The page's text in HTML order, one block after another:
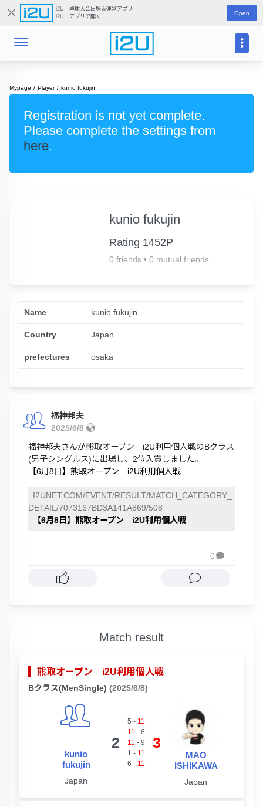
i2U - 卓球大会出場＆運営アプリ
i2U アプリで開く
Open
Mypage Player kunio fukujin
Registration is not yet complete.
Please complete the settings from
here.
kunio fukujin
Rating 1452P
0 friends • 0 mutual friends
Name kunio fukujin
Country Japan
prefectures osaka
福神邦夫
2025/6/8
福神邦夫さんが熊取オープン i2U利用個人戦のBクラス
(男子シングルス)に出場し、2位入賞しました。
【6月8日】熊取オープン i2U利用個人戦
I2UNET.COM/EVENT/RESULT/MATCH_CATEGORY_
DETAIL/7073167BD3A141A869/508
【6月8日】熊取オープン i2U利用個人戦
0
Match result
熊取オープン i2U利用個人戦
Bクラス(MenSingle) (2025/6/8)
kunio
fukujin
Japan
2
5 - 11
11 - 8
11 - 9
1 - 11
6 - 11
3
MAO
ISHIKAWA
Japan